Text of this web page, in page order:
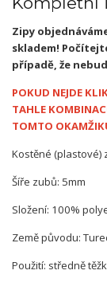
Zipy
skladem!
případě, že
POKUD NEJDE
TAHLE
TOMTO
Kostěné (plastové)
Šíře zubů: 5mm
Složení: 100%
Země původu:
Použití: středně